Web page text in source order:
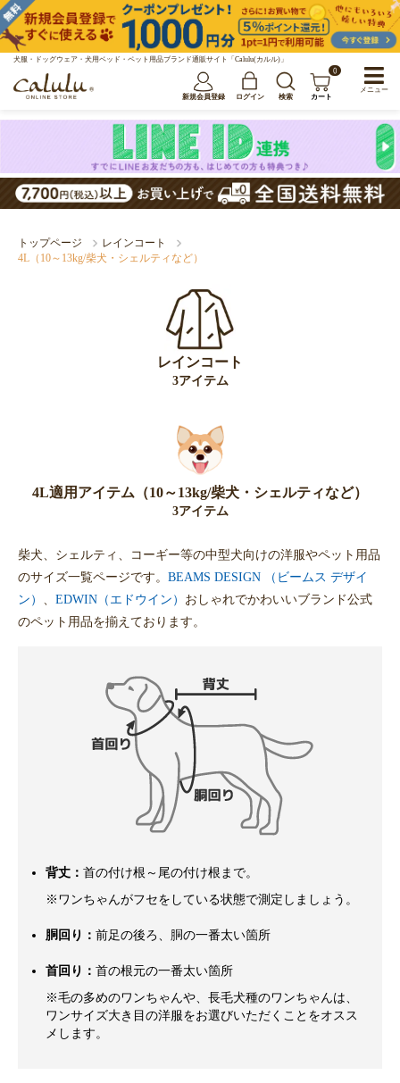
犬服・ドッグウェア・犬用ベッド・ペット用品ブランド通販サイト「Calulu(カルル)」
新規会員登録 ログイン 検索
0
カート
トップページ
レインコート
4L（10～13kg/柴犬・シェルティなど）
レインコート
3アイテム
4L適用アイテム（10～13kg/柴犬・シェルティなど）
3アイテム
柴犬、シェルティ、コーギー等の中型犬向けの洋服やペット用品
のサイズ一覧ページです。 BEAMS DESIGN （ビームス デザイ
ン） 、 EDWIN（エドウイン） おしゃれでかわいいブランド公式
のペット用品を揃えております。
背丈： 首の付け根～尾の付け根まで。
※ワンちゃんがフセをしている状態で測定しましょう。
胴回り： 前足の後ろ、胴の一番太い箇所
首回り： 首の根元の一番太い箇所
※毛の多めのワンちゃんや、長毛犬種のワンちゃんは、
ワンサイズ大き目の洋服をお選びいただくことをオスス
メします。
メニュー